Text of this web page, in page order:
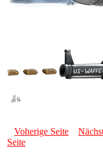
Voherige Seite
Seite